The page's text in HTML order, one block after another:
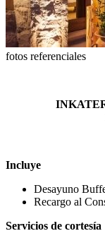
fotos referenciales
Incluye
Desayuno
Recargo al
Servicios de cortesía